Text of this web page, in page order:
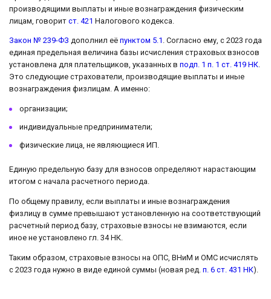
производящими выплаты и иные вознаграждения физическим
лицам, говорит ст. 421 Налогового кодекса.
Закон № 239-ФЗ дополнил её пунктом 5.1 . Согласно ему, с 2023 года
единая предельная величина базы исчисления страховых взносов
установлена для плательщиков, указанных в подп. 1 п. 1 ст. 419 НК.
Это следующие страхователи, производящие выплаты и иные
вознаграждения физлицам. А именно:
организации;
индивидуальные предприниматели;
физические лица, не являющиеся ИП.
Единую предельную базу для взносов определяют нарастающим
итогом с начала расчетного периода.
По общему правилу, если выплаты и иные вознаграждения
физлицу в сумме превышают установленную на соответствующий
расчетный период базу, страховые взносы не взимаются, если
иное не установлено гл. 34 НК.
Таким образом, страховые взносы на ОПС, ВНиМ и ОМС исчислять
с 2023 года нужно в виде единой суммы (новая ред. п. 6 ст. 431 НК).